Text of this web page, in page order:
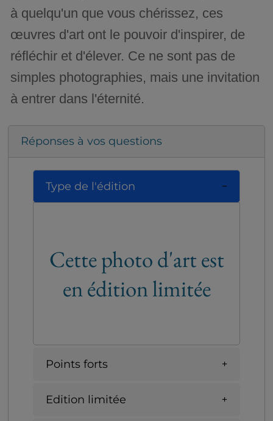
à quelqu'un que vous chérissez, ces
œuvres d'art ont le pouvoir d'inspirer, de
réfléchir et d'élever. Ce ne sont pas de
simples photographies, mais une invitation
à entrer dans l'éternité.
Réponses à vos questions
Type de l'édition
Cette photo d'art est
en édition limitée
Points forts
Edition limitée